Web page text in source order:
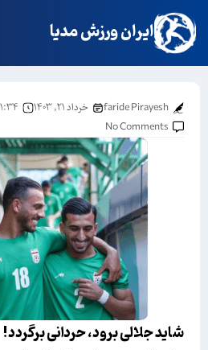
ایران ورزش مدیا
faride Pirayesh خرداد ۲۱, ۱۴۰۳
۱۱:۳۴ ق.ظ
No Comments
شاید جلالی برود، حردانی برگردد!